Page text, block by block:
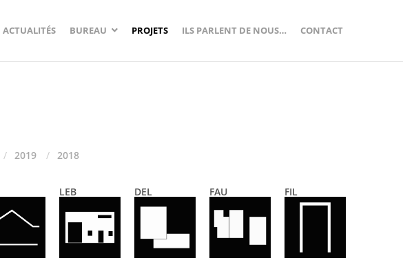
ACTUALITÉS BUREAU PROJETS ILS PARLENT DE NOUS… CONTACT
2019 2018
LEB DEL FAU FIL